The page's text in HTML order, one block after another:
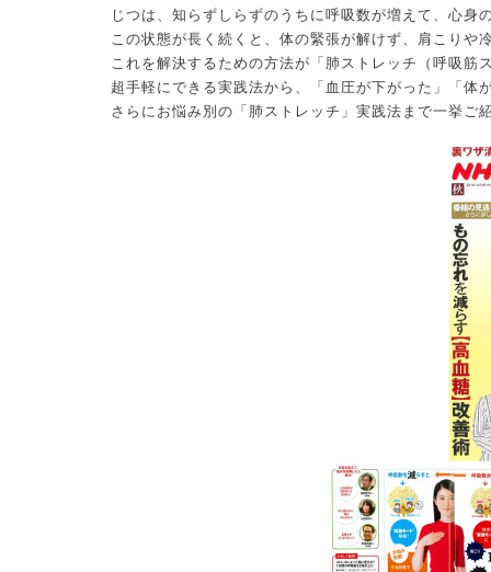
じつは、知らずしらずのうちに呼吸数が増えて、心身の
この状態が長く続くと、体の緊張が解けず、肩こりや冷
これを解決するための方法が「肺ストレッチ（呼吸筋ス
超手軽にできる実践法から、「血圧が下がった」「体が
さらにお悩み別の「肺ストレッチ」実践法まで一挙ご紹